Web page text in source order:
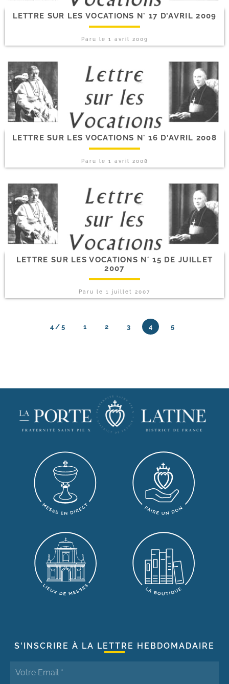
LETTRE SUR LES VOCATIONS N° 17 D’AVRIL 2009
Paru le 1 avril 2009
LETTRE SUR LES VOCATIONS N° 16 D’AVRIL 2008
Paru le 1 avril 2008
LETTRE SUR LES VOCATIONS N° 15 DE JUILLET
2007
Paru le 1 juillet 2007
4 / 5 1 2 3 4 5
S'INSCRIRE À LA LETTRE HEBDOMADAIRE